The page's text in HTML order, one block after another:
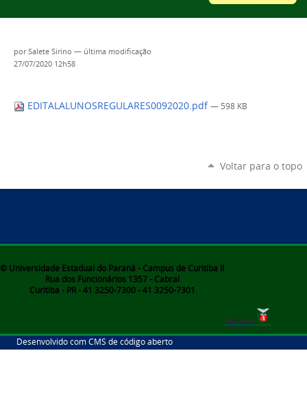
porSalete Sirino — última modificação
27/07/2020 12h58
EDITALALUNOSREGULARES0092020.pdf — 598 KB
Voltar para o topo
© Universidade Estadual do Paraná - Campus de Curitiba II
Rua dos Funcionários 1357 - Cabral
Curitiba - PR - 41 3250-7300 - 41 3250-7301
Desenvolvido com CMS de código aberto